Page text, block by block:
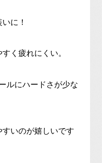
に！
く疲れにくい。
ルにハードさが少な
いのが嬉しいです